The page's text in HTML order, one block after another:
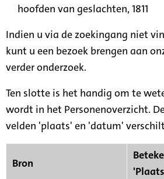
hoofden van geslachten, 1811
Indien u via de zoekingang niet
kunt u een bezoek brengen aan
verder onderzoek.
Ten slotte is het handig om te
wordt in het Personenoverzicht.
velden 'plaats' en 'datum'
Bron